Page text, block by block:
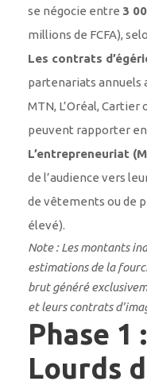
se négocie entre 3
millions de FCFA),
Les contrats
partenariats annuels
MTN, L’Oréal, Cartier
peuvent rapporter
L’entrepreneuriat
de l’audience vers
de vêtements ou de
élevé).
Note : Les montants
estimations de la
brut généré
et leurs contrats
Phase 1
Lourds